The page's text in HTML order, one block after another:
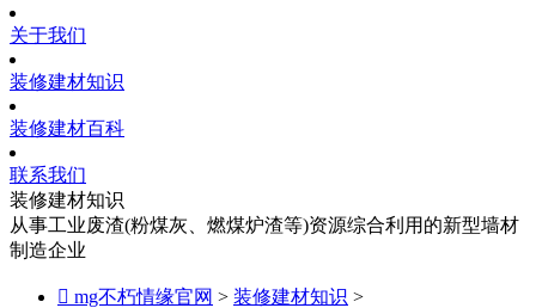
关于我们
装修建材知识
装修建材百科
联系我们
装修建材知识
从事工业废渣(粉煤灰、燃煤炉渣等)资源综合利用的新型墙材
制造企业
 mg不朽情缘官网 > 装修建材知识 >